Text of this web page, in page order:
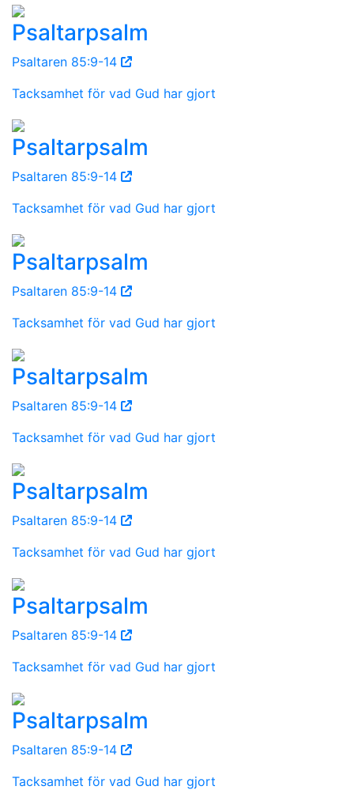
Psaltarpsalm
Psaltaren 85:9-14
Tacksamhet för vad Gud har gjort
Psaltarpsalm
Psaltaren 85:9-14
Tacksamhet för vad Gud har gjort
Psaltarpsalm
Psaltaren 85:9-14
Tacksamhet för vad Gud har gjort
Psaltarpsalm
Psaltaren 85:9-14
Tacksamhet för vad Gud har gjort
Psaltarpsalm
Psaltaren 85:9-14
Tacksamhet för vad Gud har gjort
Psaltarpsalm
Psaltaren 85:9-14
Tacksamhet för vad Gud har gjort
Psaltarpsalm
Psaltaren 85:9-14
Tacksamhet för vad Gud har gjort